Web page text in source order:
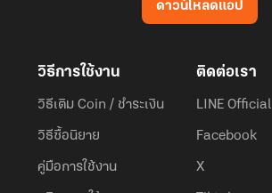
ดาวน์โหลดแอป
วิธีการใช้งาน
วิธีเติม Coin / ชำระเงิน
วิธีซื้อนิยาย
คู่มือการใช้งาน
ติดต่อเรา
LINE Official
Facebook
X